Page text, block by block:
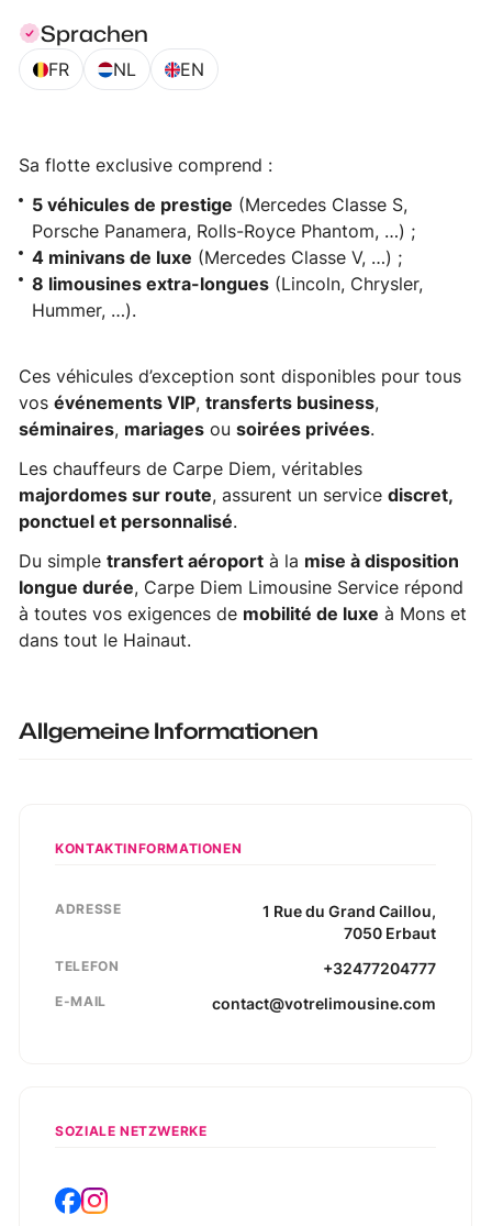
Sprachen
FR NL EN
Sa flotte exclusive comprend :
5 véhicules de prestige (Mercedes Classe S,
Porsche Panamera, Rolls-Royce Phantom, …) ;
4 minivans de luxe (Mercedes Classe V, …) ;
8 limousines extra-longues (Lincoln, Chrysler,
Hummer, …).
Ces véhicules d’exception sont disponibles pour tous
vosévénements VIP,transferts business,
séminaires, mariages ousoirées privées.
Les chauffeurs de Carpe Diem, véritables
majordomes sur route, assurent un servicediscret,
ponctuel et personnalisé.
Du simpletransfert aéroport à la mise à disposition
longue durée, Carpe Diem Limousine Service répond
à toutes vos exigences de mobilité de luxe à Mons et
dans tout le Hainaut.
Allgemeine Informationen
KONTAKTINFORMATIONEN
ADRESSE 1 Rue du Grand Caillou,
7050 Erbaut
TELEFON +32477204777
E-MAIL contact@votrelimousine.com
SOZIALE NETZWERKE